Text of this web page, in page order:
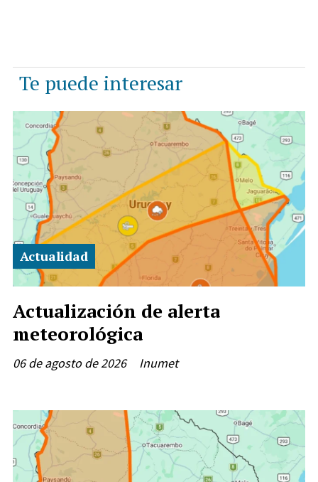
Te puede interesar
Actualización de alerta
meteorológica
Inumet
Actualidad
06 de agosto de 2026